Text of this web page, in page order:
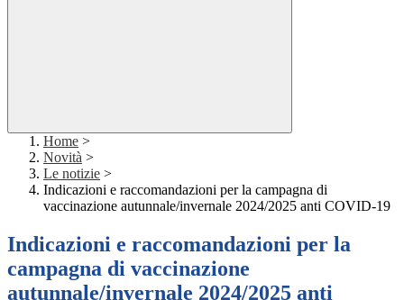
Home >
Novità >
Le notizie >
Indicazioni e raccomandazioni per la campagna di
vaccinazione autunnale/invernale 2024/2025 anti COVID-19
Indicazioni e raccomandazioni per la
campagna di vaccinazione
autunnale/invernale 2024/2025 anti